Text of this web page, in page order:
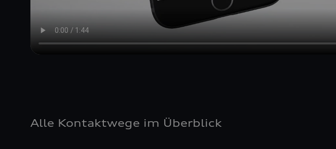
Alle Kontaktwege im Überblick